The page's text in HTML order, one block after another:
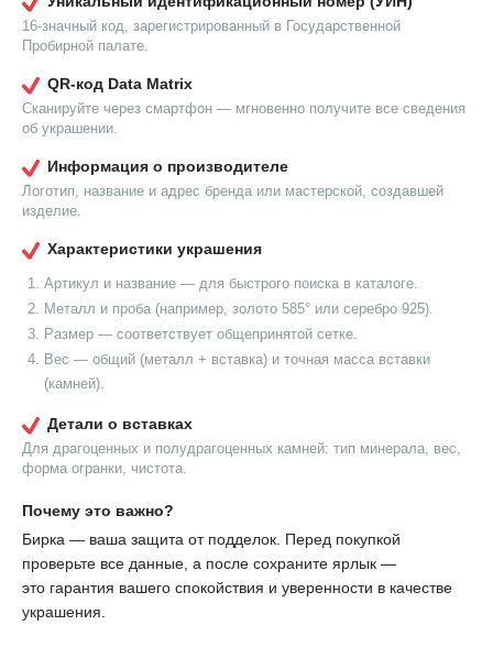
16-значный код, зарегистрированный в Государственной
Пробирной палате.
QR-код Data Matrix
Сканируйте через смартфон — мгновенно получите все сведения
об украшении.
Информация о производителе
Логотип, название и адрес бренда или мастерской, создавшей
изделие.
Характеристики украшения
Артикул и название — для быстрого поиска в каталоге.
Металл и проба (например, золото 585° или серебро 925).
Размер — соответствует общепринятой сетке.
Вес — общий (металл + вставка) и точная масса вставки
(камней).
Детали о вставках
Для драгоценных и полудрагоценных камней: тип минерала, вес,
форма огранки, чистота.
Почему это важно?
Бирка — ваша защита от подделок. Перед покупкой
проверьте все данные, а после сохраните ярлык —
это гарантия вашего спокойствия и уверенности в качестве
украшения.